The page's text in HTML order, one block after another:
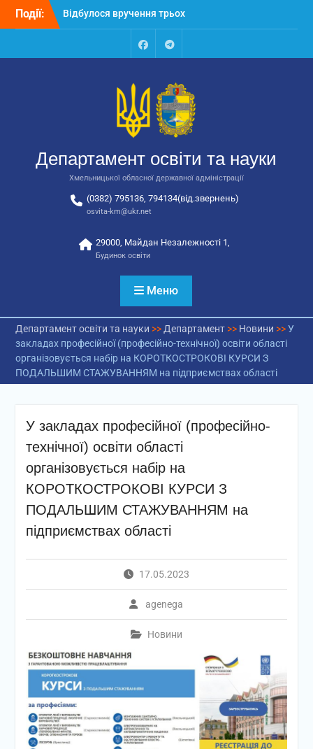
Перейти
Події:
Відбулося вручення трьох
автобусів для потреб
Відбулося засідання
освіти та науки обласної
державної адміністрації
Відбулась обласна
національно-патріотичне
виховання
FacebookTalegram
Департамент освіти та науки
Хмельницької обласної державної адміністрації
(0382) 795136, 794134(від.звернень)
osvita-km@ukr.net
29000, Майдан Незалежності 1,
Будинок освіти
Меню
Департамент освіти та науки >> Департамент>> Новини >>У
закладах професійної (професійно-технічної) освіти області
організовується набір на КОРОТКОСТРОКОВІ КУРСИ З
ПОДАЛЬШИМ СТАЖУВАННЯМ на підприємствах області
У закладах професійної (професійно-
технічної) освіти області
організовується набір на
КОРОТКОСТРОКОВІ КУРСИ З
ПОДАЛЬШИМ СТАЖУВАННЯМ на
підприємствах області
17.05.2023
agenega
Новини